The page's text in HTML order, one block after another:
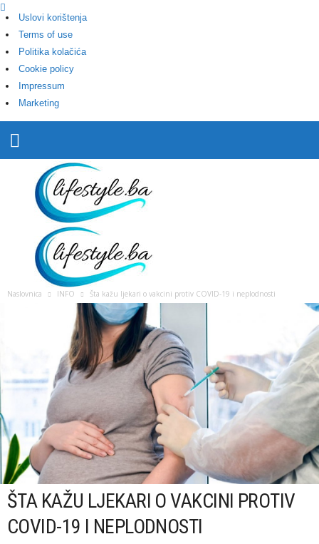
Uslovi korištenja
Terms of use
Politika kolačića
Cookie policy
Impressum
Marketing
a
a
z
Naslovnica INFO Šta kažu ljekari o vakcini protiv COVID-19 i neplodnosti
ŠTA KAŽU LJEKARI O VAKCINI PROTIV
COVID-19 I NEPLODNOSTI